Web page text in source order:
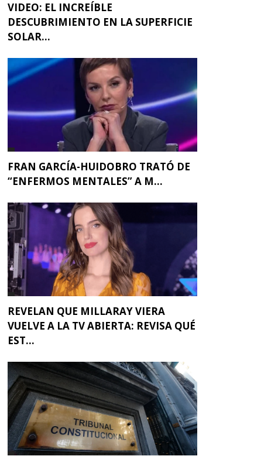
VIDEO: EL INCREÍBLE
DESCUBRIMIENTO EN LA SUPERFICIE
SOLAR...
FRAN GARCÍA-HUIDOBRO TRATÓ DE
“ENFERMOS MENTALES” A M...
REVELAN QUE MILLARAY VIERA
VUELVE A LA TV ABIERTA: REVISA QUÉ
EST...